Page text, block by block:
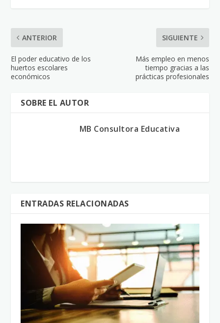
ANTERIOR
El poder educativo de los
huertos escolares
económicos
SIGUIENTE
Más empleo en menos
tiempo gracias a las
prácticas profesionales
SOBRE EL AUTOR
MB Consultora Educativa
ENTRADAS RELACIONADAS